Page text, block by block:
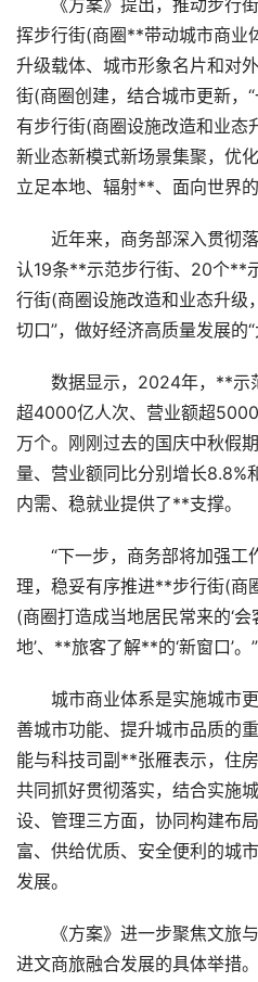
《方案》提出，推动步行街
挥步行街(商圈**带动城市商业
升级载体、城市形象名片和对
街(商圈创建，结合城市更新，
有步行街(商圈设施改造和业态
新业态新模式新场景集聚，优
立足本地、辐射**、面向世界
近年来，商务部深入贯彻
认19条**示范步行街、20个**
行街(商圈设施改造和业态升级
切口”，做好经济高质量发展的“
数据显示，2024年，**示
超4000亿人次、营业额超
万个。刚刚过去的国庆中秋假
量、营业额同比分别增长8.8%
内需、稳就业提供了**支撑。
“下一步，商务部将加强工
理，稳妥有序推进**步行街(商
(商圈打造成当地居民常来的‘会
地’、**旅客了解**的‘新窗口’。”
城市商业体系是实施城市更
善城市功能、提升城市品质的
能与科技司副**张雁表示，住
共同抓好贯彻落实，结合实施
设、管理三方面，协同构建布
富、供给优质、安全便利的城
发展。
《方案》进一步聚焦文旅与
进文商旅融合发展的具体举措